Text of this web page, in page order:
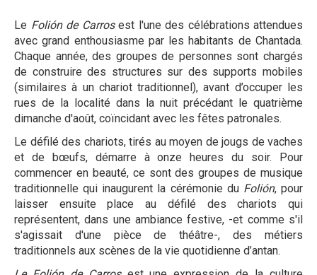
Le Folión de Carrosest l'une des célébrations attendues
avec grand enthousiasme par les habitants de Chantada.
Chaque année, des groupes de personnes sont chargés
de construire des structures sur des supports mobiles
(similaires à un chariot traditionnel), avant d’occuper les
rues de la localité dans la nuit précédant le quatrième
dimanche d'août, coïncidant avec les fêtes patronales.
Le défilé des chariots, tirés au moyen de jougs de vaches
et de bœufs, démarre à onze heures du soir. Pour
commencer en beauté, ce sont des groupes de musique
traditionnelle qui inaugurent la cérémonie du Folión, pour
laisser ensuite place au défilé des chariots qui
représentent, dans une ambiance festive, -et comme s'il
s'agissait d'une pièce de théâtre-, des métiers
traditionnels aux scènes de la vie quotidienne d’antan.